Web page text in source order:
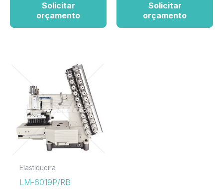
Solicitar
orçamento
Solicitar
orçamento
Elastiqueira
LM-6019P/RB